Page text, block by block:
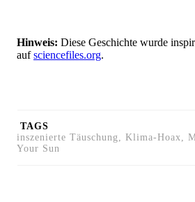
Hinweis: Diese Geschichte wurde
aufsciencefiles.org.
TAGS
inszenierte Täuschung, Klima-Hoax,
Your Sun